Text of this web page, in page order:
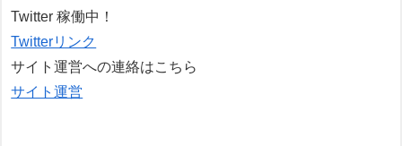
Twitter 稼働中！
Twitterリンク
サイト運営への連絡はこちら
サイト運営